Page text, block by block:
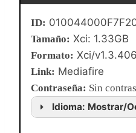
ID:
Tamaño: Xci: 1.33GB
Formato: Xci/
Link: Mediafire
Contraseña: Sin
Idioma: Mostrar/